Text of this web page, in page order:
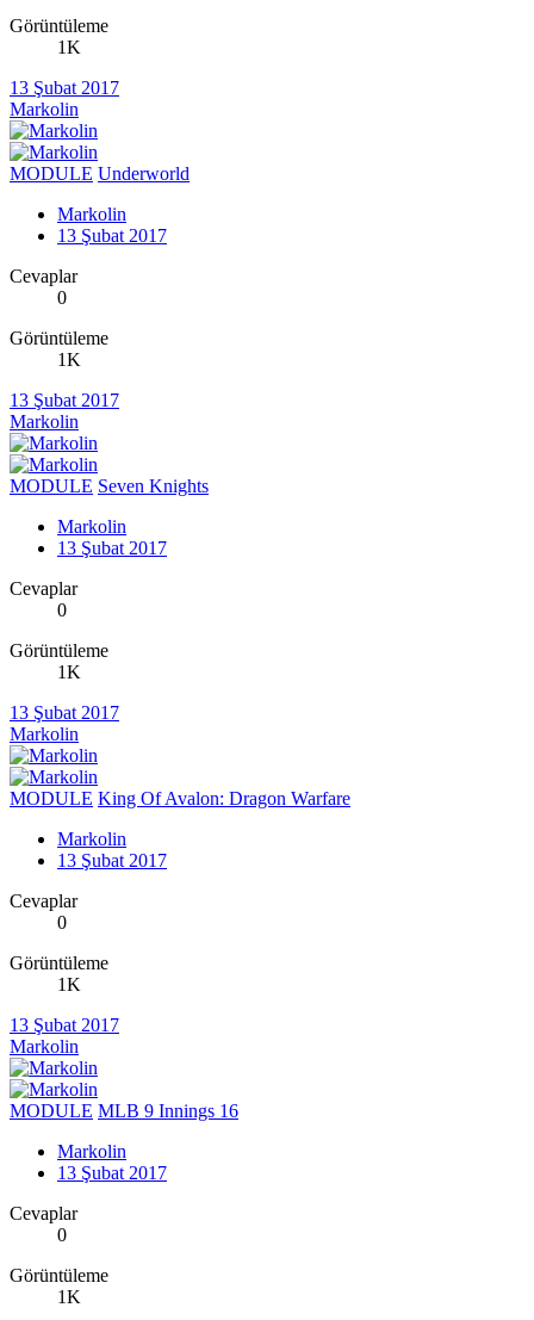
Görüntüleme
1K
13 Şubat 2017
Markolin
MODULE Underworld
Markolin
13 Şubat 2017
Cevaplar
0
Görüntüleme
1K
13 Şubat 2017
Markolin
MODULE Seven Knights
Markolin
13 Şubat 2017
Cevaplar
0
Görüntüleme
1K
13 Şubat 2017
Markolin
MODULE King Of Avalon: Dragon Warfare
Markolin
13 Şubat 2017
Cevaplar
0
Görüntüleme
1K
13 Şubat 2017
Markolin
MODULE MLB 9 Innings 16
Markolin
13 Şubat 2017
Cevaplar
0
Görüntüleme
1K